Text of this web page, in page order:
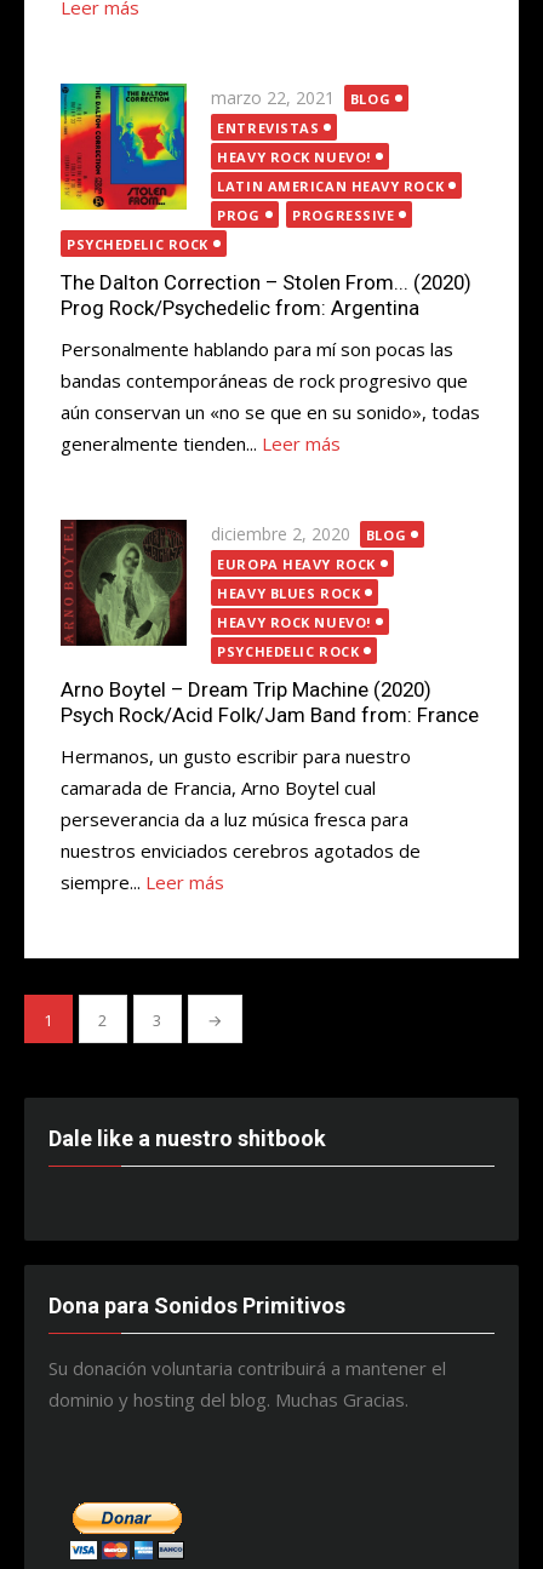
Leer más
Publicada
el
marzo 22, 2021
BLOG
ENTREVISTAS
HEAVY ROCK NUEVO!
LATIN AMERICAN HEAVY ROCK
PROG
PROGRESSIVE
PSYCHEDELIC ROCK
The Dalton Correction – Stolen From​.​.​. (2020)
Prog Rock/Psychedelic from: Argentina
Personalmente hablando para mí son pocas las
bandas contemporáneas de rock progresivo que
aún conservan un «no se que en su sonido», todas
generalmente tienden... Leer más
Publicada
el
diciembre 2, 2020
BLOG
EUROPA HEAVY ROCK
HEAVY BLUES ROCK
HEAVY ROCK NUEVO!
PSYCHEDELIC ROCK
Arno Boytel – Dream Trip Machine (2020)
Psych Rock/Acid Folk/Jam Band from: France
Hermanos, un gusto escribir para nuestro
camarada de Francia, Arno Boytel cual
perseverancia da a luz música fresca para
nuestros enviciados cerebros agotados de
siempre... Leer más
Paginación
de
1 2 3 →
Dale like a nuestro shitbook
Dona para Sonidos Primitivos
Su donación voluntaria contribuirá a mantener el
dominio y hosting del blog. Muchas Gracias.